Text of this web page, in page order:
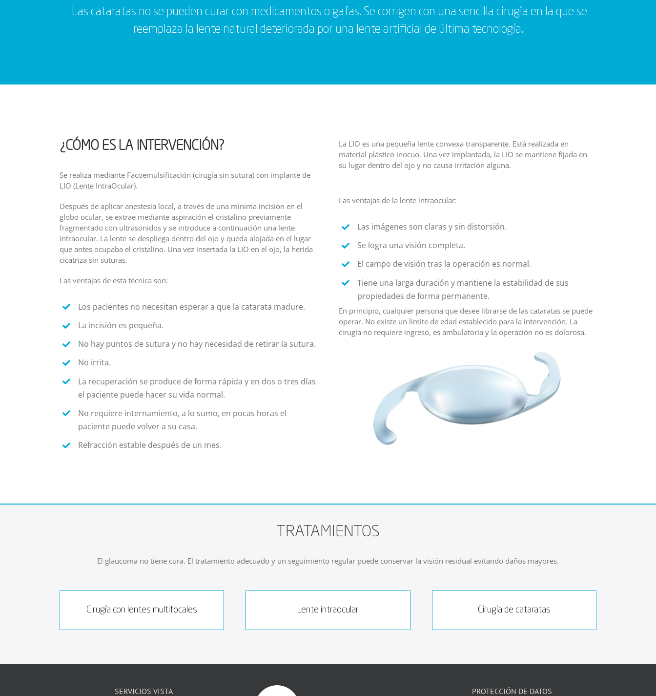
Las cataratas no se pueden curar con medicamentos o gafas. Se corrigen con una sencilla cirugía en la que se
reemplaza la lente natural deteriorada por una lente artificial de última tecnología.
¿CÓMO ES LA INTERVENCIÓN?
Se realiza mediante Facoemulsificación (cirugía sin sutura) con implante de
LIO (Lente IntraOcular).
Después de aplicar anestesia local, a través de una mínima incisión en el
globo ocular, se extrae mediante aspiración el cristalino previamente
fragmentado con ultrasonidos y se introduce a continuación una lente
intraocular. La lente se despliega dentro del ojo y queda alojada en el lugar
que antes ocupaba el cristalino. Una vez insertada la LIO en el ojo, la herida
cicatriza sin suturas.
Las ventajas de esta técnica son:
Los pacientes no necesitan esperar a que la catarata madure.
La incisión es pequeña.
No hay puntos de sutura y no hay necesidad de retirar la sutura.
No irrita.
La recuperación se produce de forma rápida y en dos o tres días
el paciente puede hacer su vida normal.
No requiere internamiento, a lo sumo, en pocas horas el
paciente puede volver a su casa.
Refracción estable después de un mes.
La LIO es una pequeña lente convexa transparente. Está realizada en
material plástico inocuo. Una vez implantada, la LIO se mantiene fijada en
su lugar dentro del ojo y no causa irritación alguna.
Las ventajas de la lente intraocular:
Las imágenes son claras y sin distorsión.
Se logra una visión completa.
El campo de visión tras la operación es normal.
Tiene una larga duración y mantiene la estabilidad de sus
propiedades de forma permanente.
En principio, cualquier persona que desee librarse de las cataratas se puede
operar. No existe un límite de edad establecido para la intervención. La
cirugía no requiere ingreso, es ambulatoria y la operación no es dolorosa.
TRATAMIENTOS
El glaucoma no tiene cura. El tratamiento adecuado y un seguimiento regular puede conservar la visión residual evitando daños mayores.
Cirugía con lentes multifocales Lente intraocular Cirugía de cataratas
SERVICIOS VISTA PROTECCIÓN DE DATOS